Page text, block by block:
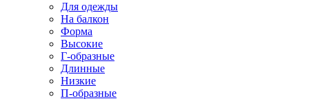
Для одежды
На балкон
Форма
Высокие
Г-образные
Длинные
Низкие
П-образные